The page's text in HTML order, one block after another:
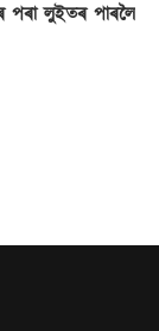
পৰা লুইতৰ পাৰলৈ